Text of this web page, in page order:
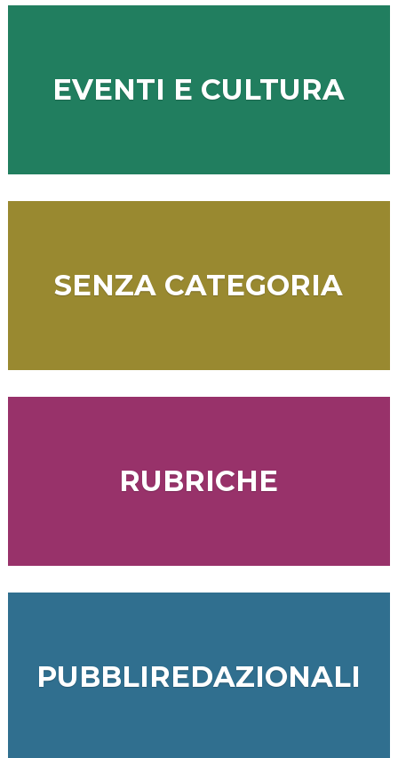
EVENTI E CULTURA
SENZA CATEGORIA
RUBRICHE
PUBBLIREDAZIONALI